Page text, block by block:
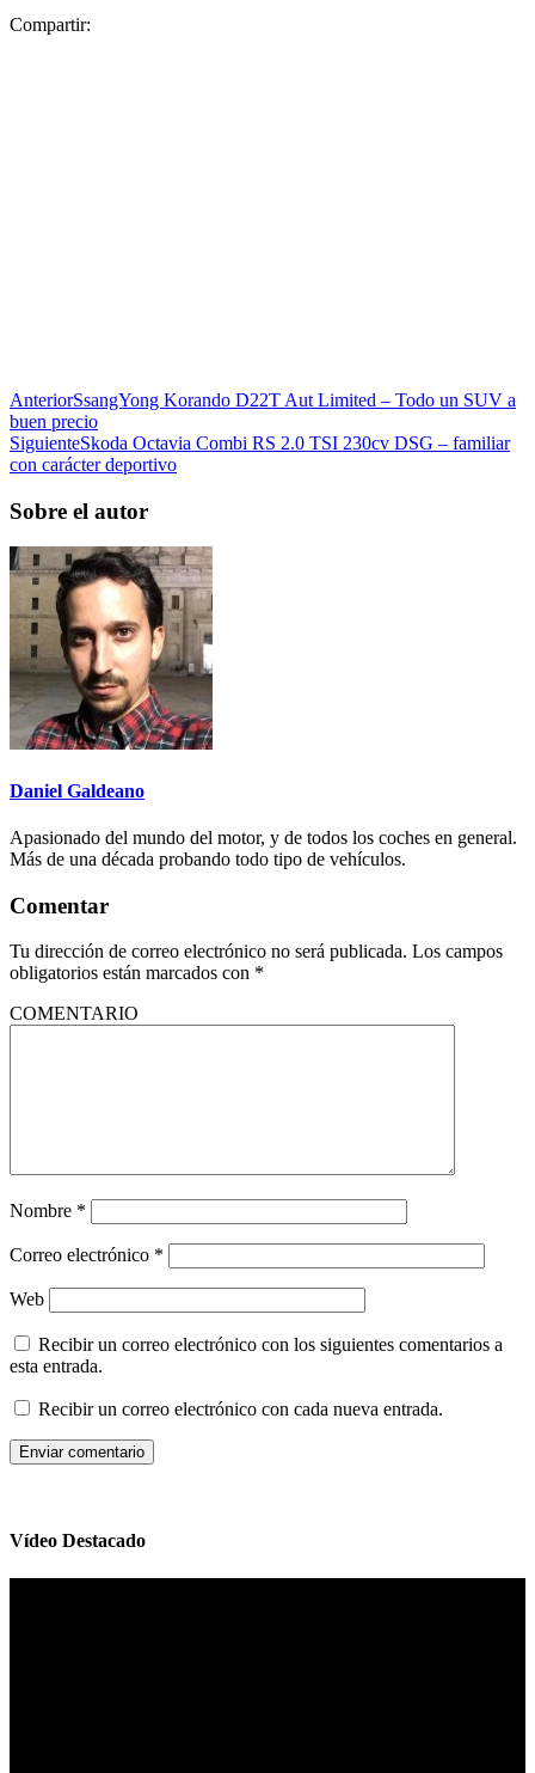
Compartir:
AnteriorSsangYong Korando D22T Aut Limited – Todo un SUV a
buen precio
SiguienteSkoda Octavia Combi RS 2.0 TSI 230cv DSG – familiar
con carácter deportivo
Sobre el autor
Daniel Galdeano
Apasionado del mundo del motor, y de todos los coches en general.
Más de una década probando todo tipo de vehículos.
Comentar
Tu dirección de correo electrónico no será publicada. Los campos
obligatorios están marcados con *
COMENTARIO
Nombre *
Correo electrónico *
Web
Recibir un correo electrónico con los siguientes comentarios a
esta entrada.
Recibir un correo electrónico con cada nueva entrada.
Vídeo Destacado